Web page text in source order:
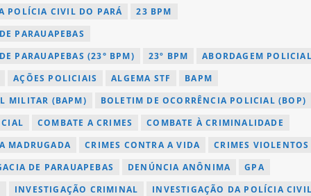
POLÍCIA CIVIL DO PARÁ
23 BPM
PARAUAPEBAS
PARAUAPEBAS (23° BPM)
23º BPM
ABORDAGEM POLICIAL
AÇÕES POLICIAIS
ALGEMA STF
BAPM
MILITAR (BAPM)
BOLETIM DE OCORRÊNCIA POLICIAL (BOP)
COMBATE A CRIMES
COMBATE À CRIMINALIDADE
MADRUGADA
CRIMES CONTRA A VIDA
CRIMES VIOLENTOS
DE PARAUAPEBAS
DENÚNCIA ANÔNIMA
GPA
INVESTIGAÇÃO CRIMINAL
INVESTIGAÇÃO DA POLÍCIA CIVIL